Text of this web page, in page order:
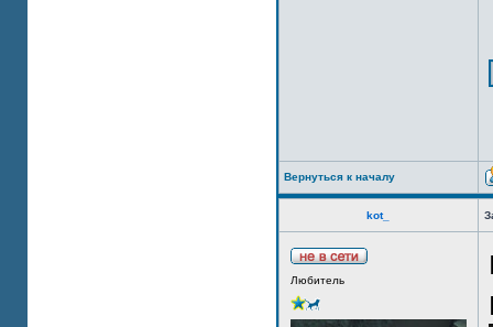
Вернуться к началу
kot_
Любитель